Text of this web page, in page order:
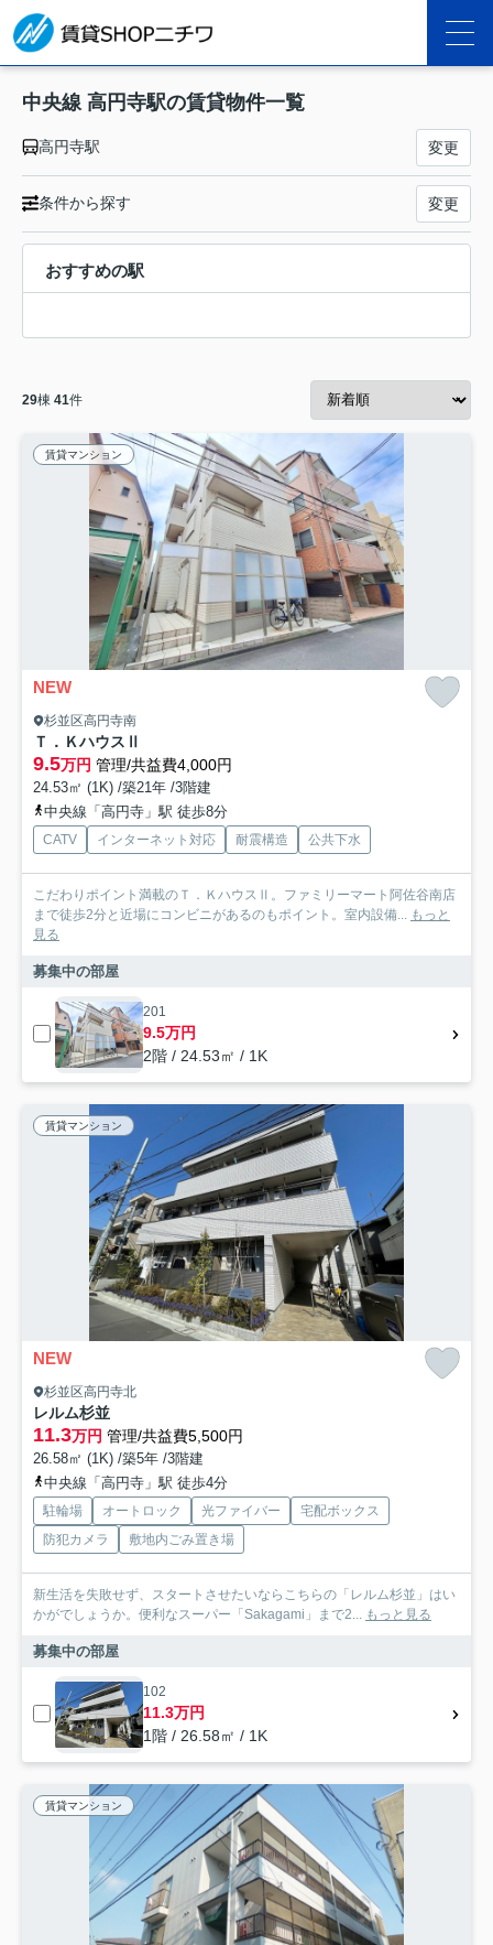
中央線 高円寺駅の賃貸物件一覧
高円寺駅 変更
条件から探す 変更
おすすめの駅
29棟 41件
賃貸マンション
NEW
杉並区高円寺南
Ｔ．ＫハウスⅡ
9.5万円 管理/共益費4,000円
24.53㎡ (1K) /築21年 /3階建
中央線「高円寺」駅 徒歩8分
CATV インターネット対応 耐震構造 公共下水
こだわりポイント満載のＴ．ＫハウスⅡ。ファミリーマート阿佐谷南店
まで徒歩2分と近場にコンビニがあるのもポイント。室内設備...
もっと
見る
募集中の部屋
201
9.5万円
2階 / 24.53㎡ / 1K
賃貸マンション
NEW
杉並区高円寺北
レルム杉並
11.3万円 管理/共益費5,500円
26.58㎡ (1K) /築5年 /3階建
中央線「高円寺」駅 徒歩4分
駐輪場 オートロック 光ファイバー
宅配ボックス
防犯カメラ
敷地内ごみ置き場
新生活を失敗せず、スタートさせたいならこちらの「レルム杉並」はい
かがでしょうか。便利なスーパー「Sakagami」まで2...
もっと見る
募集中の部屋
102
11.3万円
1階 / 26.58㎡ / 1K
賃貸マンション